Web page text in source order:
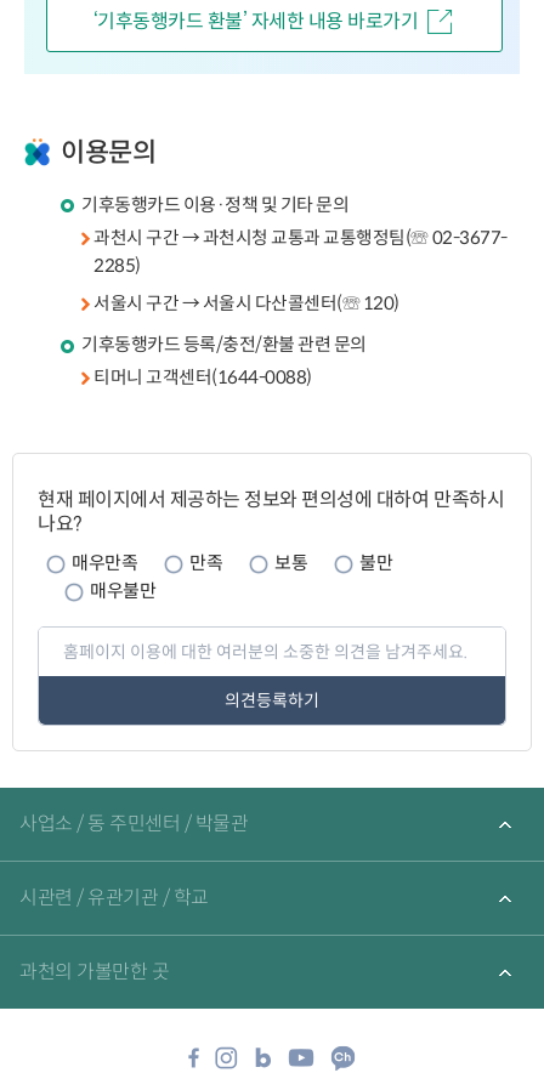
‘기후동행카드 환불’ 자세한 내용 바로가기
이용문의
기후동행카드 이용·정책 및 기타 문의
과천시 구간 → 과천시청 교통과 교통행정팀(☏ 02-3677-
2285)
서울시 구간 → 서울시 다산콜센터(☏ 120)
기후동행카드 등록/충전/환불 관련 문의
티머니 고객센터(1644-0088)
이
지
만
족
도
현재 페이지에서 제공하는 정보와 편의성에 대하여 만족하시
나요?
매우만족 만족 보통
불만
매우불만
페
지
도
평
입
력
관
기
사업소 / 동 주민센터 / 박물관
시관련 / 유관기관 / 학교
과천의 가볼만한 곳